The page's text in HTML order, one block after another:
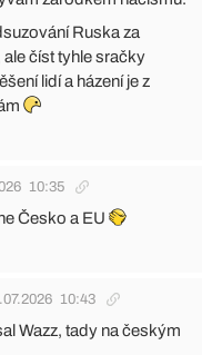
Ruska za
číst tyhle sračky
lidí a házení je z
10:35
Česko a EU
10:43
Wazz, tady na českým